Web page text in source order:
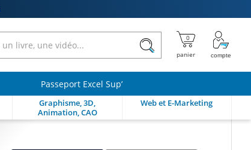
Passeport Excel Sup’
Graphisme, 3D,
Animation, CAO
Web et E-Marketing